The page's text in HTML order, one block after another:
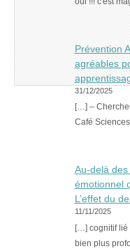
Prévention
agréables
31/12/2025
[…] –
Café
Au-delà
émotionnel
L’effet du
11/11/2025
[…] cognitif lié
bien plus